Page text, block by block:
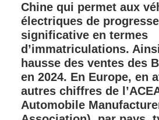
Chine qui permet aux
électriques de
significative en termes
d’immatriculations.
hausse des ventes des
en 2024. En Europe, en
autres chiffres de
Automobile